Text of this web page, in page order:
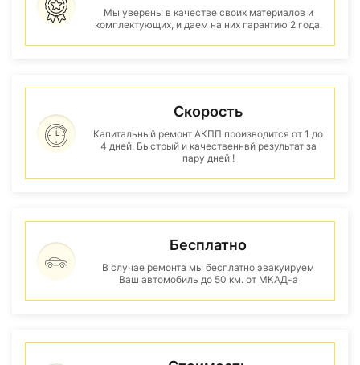
Мы уверены в качестве своих материалов и
комплектующих, и даем на них гарантию 2 года.
Скорость
Капитальный ремонт АКПП производится от 1 до
4 дней. Быстрый и качественнвй результат за
пару дней !
Бесплатно
В случае ремонта мы бесплатно эвакуируем
Ваш автомобиль до 50 км. от МКАД-а